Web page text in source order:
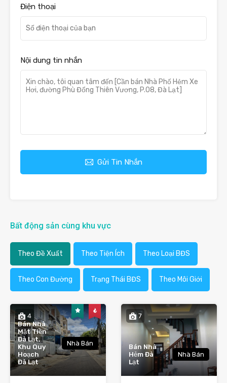
Điện thoại
Nội dung tin nhắn
Gửi Tin Nhắn
Bất động sản cùng khu vực
Theo Đề Xuất Theo Tiện Ích Theo Loại BĐS
Theo Con Đường Trạng Thái BĐS Theo Môi Giới
4
Bán Nhà
Mặt Tiền
Đà Lạt,
Khu Quy
Hoạch
Đà Lạt
Nhà Bán
7
Bán Nhà
Hẻm Đà
Lạt
Nhà Bán